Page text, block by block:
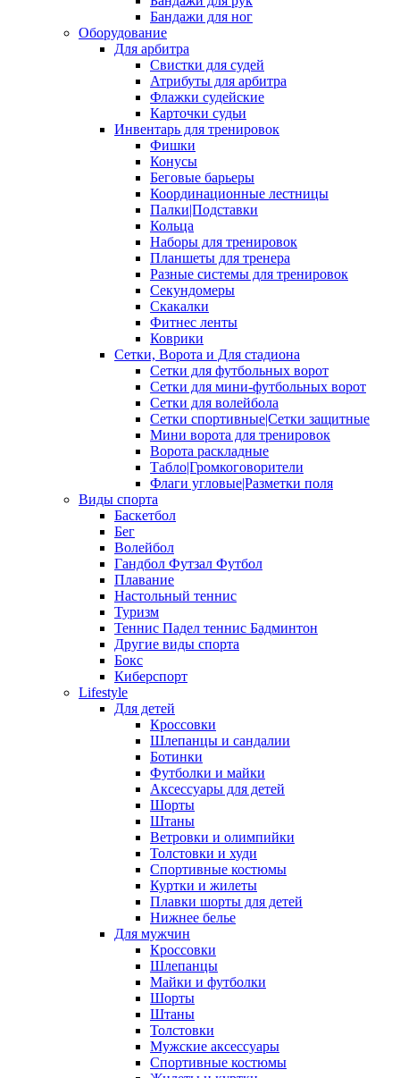
Бандажи для ног
Оборудование
Для арбитра
Свистки для судей
Атрибуты для арбитра
Флажки судейские
Карточки судьи
Инвентарь для тренировок
Фишки
Конусы
Беговые барьеры
Координационные лестницы
Палки|Подставки
Кольца
Наборы для тренировок
Планшеты для тренера
Разные системы для тренировок
Секундомеры
Скакалки
Фитнес ленты
Коврики
Сетки, Ворота и Для стадиона
Сетки для футбольных ворот
Сетки для мини-футбольных ворот
Сетки для волейбола
Сетки спортивные|Сетки защитные
Мини ворота для тренировок
Ворота раскладные
Табло|Громкоговорители
Флаги угловые|Разметки поля
Виды спорта
Баскетбол
Бег
Волейбол
Гандбол Футзал Футбол
Плавание
Настольный теннис
Туризм
Теннис Падел теннис Бадминтон
Другие виды спорта
Бокс
Киберспорт
Lifestyle
Для детей
Кроссовки
Шлепанцы и сандалии
Ботинки
Футболки и майки
Аксессуары для детей
Шорты
Штаны
Ветровки и олимпийки
Толстовки и худи
Спортивные костюмы
Куртки и жилеты
Плавки шорты для детей
Нижнее белье
Для мужчин
Кроссовки
Шлепанцы
Майки и футболки
Шорты
Штаны
Толстовки
Мужские аксессуары
Спортивные костюмы